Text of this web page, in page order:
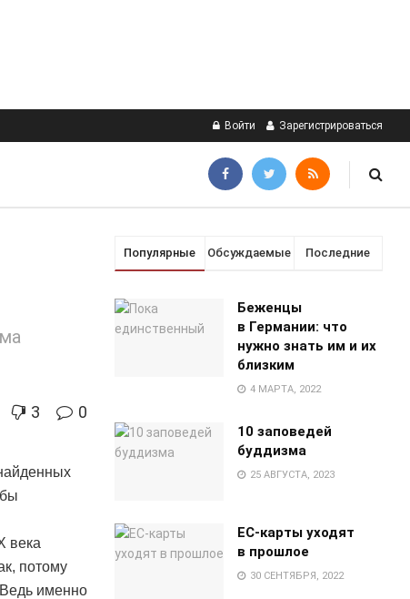
Войти Зарегистрироваться
3 0
века
потому
именно
Популярные Обсуждаемые Последние
Беженцы
в Германии: что
нужно знать им и их
близким
4 МАРТА, 2022
10 заповедей
буддизма
25 АВГУСТА, 2023
EC-карты уходят
в прошлое
30 СЕНТЯБРЯ, 2022